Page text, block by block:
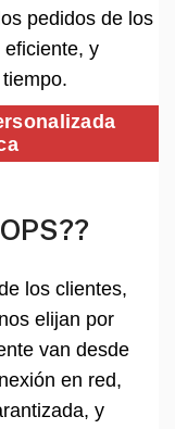
pedidos de los
y
los clientes,
elijan por
van desde
en red,
y